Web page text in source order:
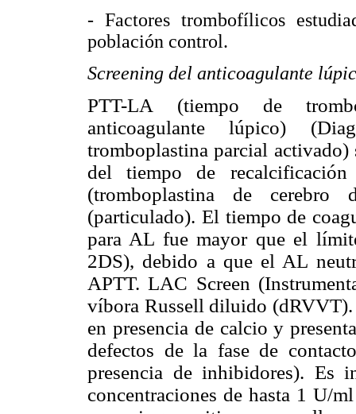
- Factores trombofílicos
población control.
Screening del anticoagulante
PTT-LA
(tiempo de
anticoagulante lúpico)
tromboplastina parcial
del tiempo de
(tromboplastina de
(particulado). El tiempo de
para AL fue mayor que el
2DS), debido a que el AL
APTT. LAC Screen
víbora Russell diluido
en presencia de calcio y
defectos de la fase de
presencia de inhibidores). Es
concentraciones de hasta 1 U/